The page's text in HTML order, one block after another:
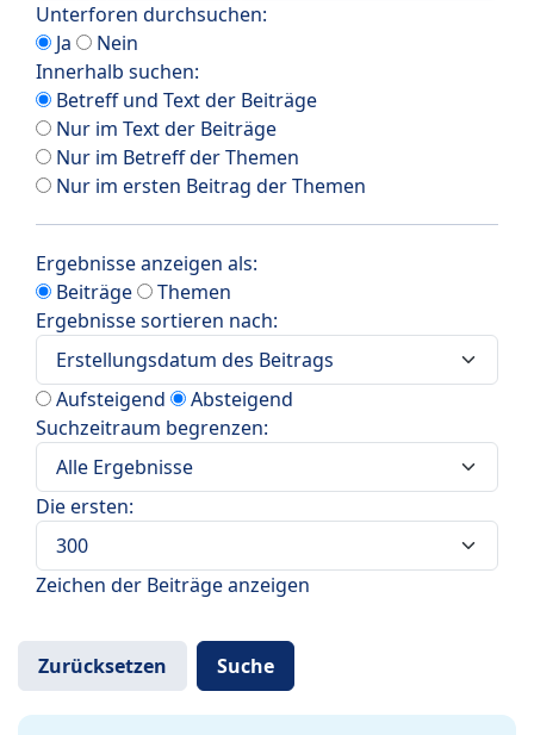
Unterforen durchsuchen:
Ja
Nein
Innerhalb suchen:
Betreff und Text der Beiträge
Nur im Text der Beiträge
Nur im Betreff der Themen
Nur im ersten Beitrag der Themen
Ergebnisse anzeigen als:
Beiträge
Themen
Ergebnisse sortieren nach:
Aufsteigend
Absteigend
Suchzeitraum begrenzen:
Die ersten:
Zeichen der Beiträge anzeigen